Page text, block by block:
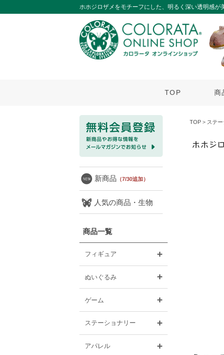
ホホジロザメをモチーフにした、明るく深い透明感が
TOP 商
新商品 （7/30追加）
人気の商品・生物
商品一覧
フィギュア
ぬいぐるみ
ゲーム
ステーショナリー
アパレル
TOP > ステ